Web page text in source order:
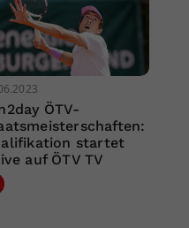
ÖTV-
startet
auf ÖTV TV